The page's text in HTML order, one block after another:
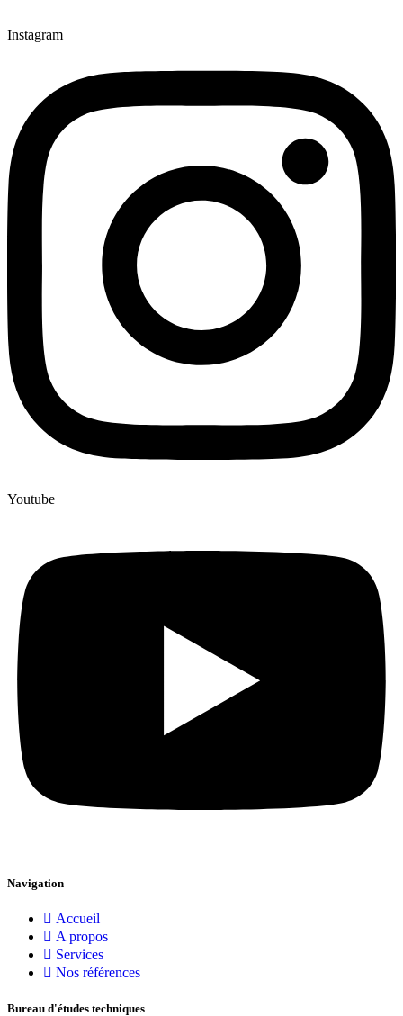
Instagram
Youtube
Navigation
Accueil
A propos
Services
Nos références
Bureau d'études techniques